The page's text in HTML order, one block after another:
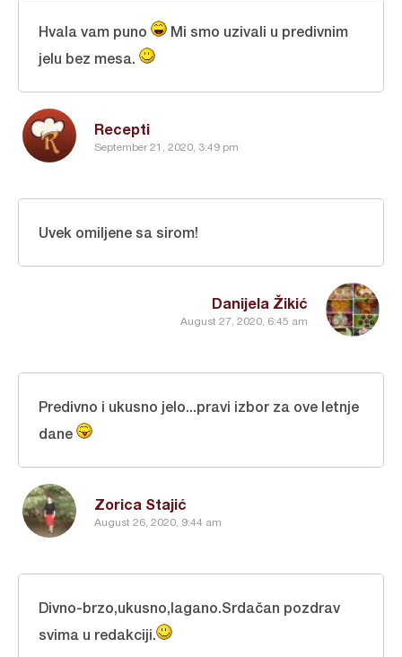
Recepti
September 21, 2020, 3:49 pm
Hvala vam puno
Mi smo uzivali u predivnim
jelu bez mesa.
Danijela Žikić
August 27, 2020, 6:45 am
Uvek omiljene sa sirom!
Zorica Stajić
August 26, 2020, 9:44 am
Predivno i ukusno jelo...pravi izbor za ove letnje
dane
Divno-brzo,ukusno,lagano.Srdačan pozdrav
svima u redakciji.